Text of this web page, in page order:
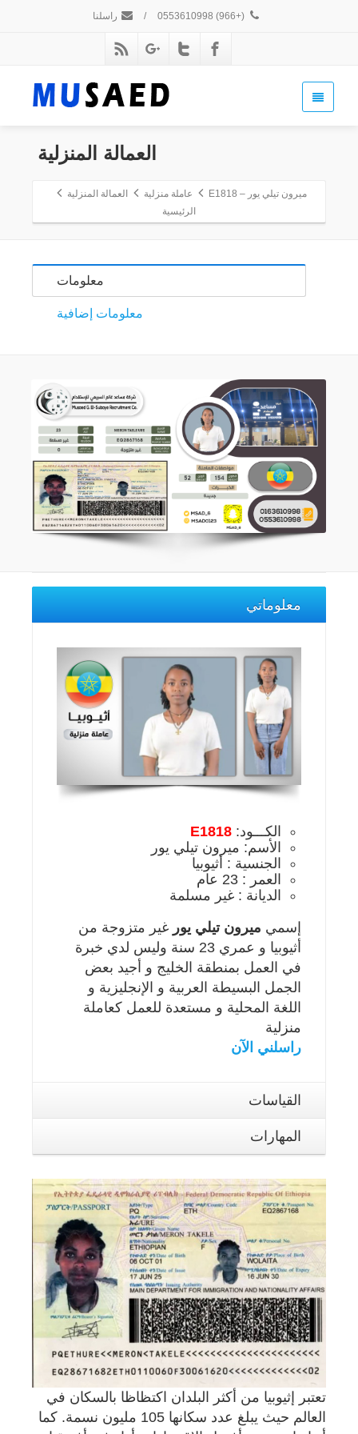
(+966) 0553610998
/ راسلنا
العمالة المنزلية
ميرون تيلي يور – E1818 عاملة منزلية
العمالة المنزلية
الرئيسية
معلومات
معلومات إضافية
معلوماتي
الكـــود: E1818
الأسم: ميرون تيلي يور
الجنسية : أثيوبيا
العمر : 23 عام
الديانة : غير مسلمة
إسمي ميرون تيلي يور غير متزوجة من
أثيوبيا و عمري 23 سنة وليس لدي خبرة
في العمل بمنطقة الخليج و أجيد بعض
الجمل البسيطة العربية و الإنجليزية و
اللغة المحلية و مستعدة للعمل كعاملة
منزلية
راسلني الآن
القياسات
المهارات
تعتبر إثيوبيا من أكثر البلدان اكتظاظا بالسكان في
العالم حيث يبلغ عدد سكانها 105 مليون نسمة. كما